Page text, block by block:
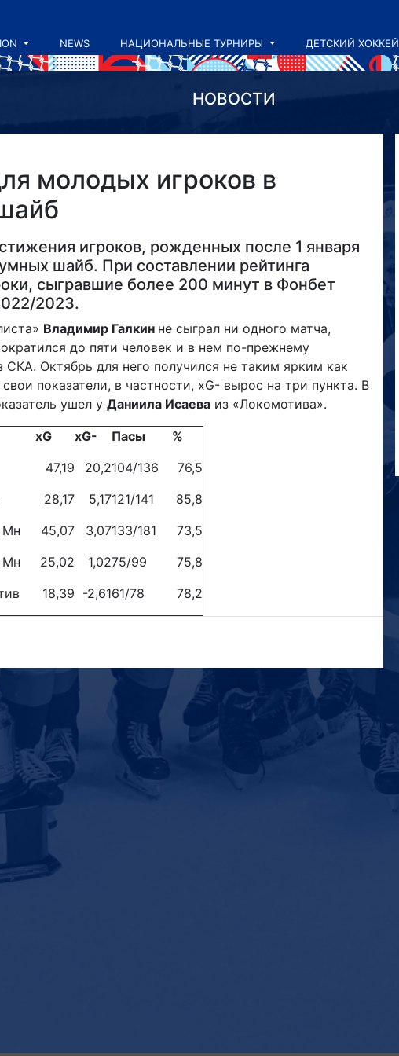
NEWS НАЦИОНАЛЬНЫЕ ТУРНИРЫ ДЕТСКИЙ ХОККЕЙ
НОВОСТИ
молодых игроков в
игроков, рожденных после 1 января
шайб. При составлении рейтинга
сыгравшие более 200 минут в Фонбет
2023.
Владимир Галкин не сыграл ни одного матча,
до пяти человек и в нем по-прежнему
СКА. Октябрь для него получился не таким ярким как
показатели, в частности, xG- вырос на три пункта. В
ушел у Даниила Исаева из «Локомотива».
xG xG- Пасы
%
47,19 20,2104/136
76,5
28,17 5,17121/141
85,8
Мн 45,07 3,07133/181
73,5
Мн 25,02 1,0275/99
75,8
18,39 -2,6161/78 78,2